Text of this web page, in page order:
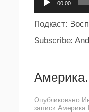
00:00
Подкаст:
Subscribe:
Опубликовано
записи